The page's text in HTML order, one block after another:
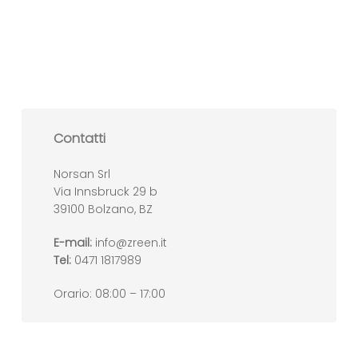
Contatti
Norsan Srl
Via Innsbruck 29 b
39100 Bolzano, BZ
E-mail: info@zreen.it
Tel: 0471 1817989
Orario: 08:00 – 17:00